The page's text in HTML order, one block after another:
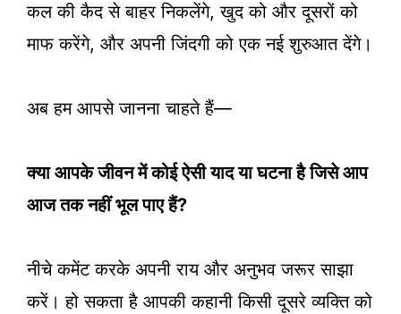
कल की कैद से बाहर निकलेंगे, खुद को और दूसरों को
माफ करेंगे, और अपनी जिंदगी को एक नई शुरुआत देंगे।
अब हम आपसे जानना चाहते हैं—
क्या आपके जीवन में कोई ऐसी याद या घटना है जिसे आप
आज तक नहीं भूल पाए हैं?
नीचे कमेंट करके अपनी राय और अनुभव जरूर साझा
करें। हो सकता है आपकी कहानी किसी दूसरे व्यक्ति को